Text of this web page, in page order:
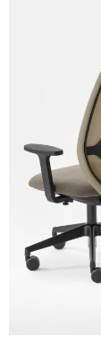
Die
empfohlen,
Planet (Cat.
A 32F